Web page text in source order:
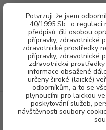
Potvrzuji, že jsem
40/1995 Sb., o regulaci
předpisů, čili osobou
přípravky, zdravotnické
zdravotnické prostředky
přípravky, zdravotnické
zdravotnické
informace obsažené
určeny široké (laické)
odborníkům, a to se
plynoucími pro laickou
poskytování služeb,
návštěvnosti soubory
(Po-Pá, 8-16 hod.)
DEZINFEKCE
umělou kůži 500 ml